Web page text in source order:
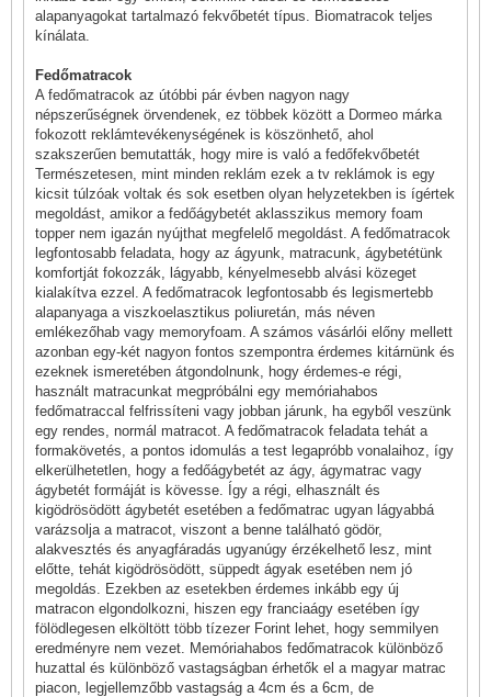
alapanyagokat tartalmazó fekvőbetét típus. Biomatracok teljes
kínálata
Fedőmatracok
A fedőmatracok az útóbbi pár évben nagyon nagy
népszerűségnek örvendenek, ez többek között a Dormeo márka
fokozott reklámtevékenységének is köszönhető, ahol
szakszerűen bemutatták, hogy mire is való a fedőfekvőbetét
Természetesen, mint minden reklám ezek a tv reklámok is egy
kicsit túlzóak voltak és sok esetben olyan helyzetekben is ígértek
megoldást, amikor a fedőágybetét aklasszikus memory foam
topper nem igazán nyújthat megfelelő megoldást. A fedőmatracok
legfontosabb feladata, hogy az ágyunk, matracunk, ágybetétünk
komfortját fokozzák, lágyabb, kényelmesebb alvási közeget
kialakítva ezzel. A fedőmatracok legfontosabb és legismertebb
alapanyaga a viszkoelasztikus poliuretán, más néven
emlékezőhab vagy memoryfoam. A számos vásárlói előny mellett
azonban egy-két nagyon fontos szempontra érdemes kitárnünk és
ezeknek ismeretében átgondolnunk, hogy érdemes-e régi,
használt matracunkat megpróbálni egy memóriahabos
fedőmatraccal felfrissíteni vagy jobban járunk, ha egyből veszünk
egy rendes, normál matracot. A fedőmatracok feladata tehát a
formakövetés, a pontos idomulás a test legapróbb vonalaihoz, így
elkerülhetetlen, hogy a fedőágybetét az ágy, ágymatrac vagy
ágybetét formáját is kövesse. Így a régi, elhasznált és
kigödrösödött ágybetét esetében a fedőmatrac ugyan lágyabbá
varázsolja a matracot, viszont a benne található gödör,
alakvesztés és anyagfáradás ugyanúgy érzékelhető lesz, mint
előtte, tehát kigödrösödött, süppedt ágyak esetében nem jó
megoldás. Ezekben az esetekben érdemes inkább egy új
matracon elgondolkozni, hiszen egy franciaágy esetében így
fölödlegesen elköltött több tízezer Forint lehet, hogy semmilyen
eredményre nem vezet. Memóriahabos fedőmatracok különböző
huzattal és különböző vastagságban érhetők el a magyar matrac
piacon, legjellemzőbb vastagság a 4cm és a 6cm, de